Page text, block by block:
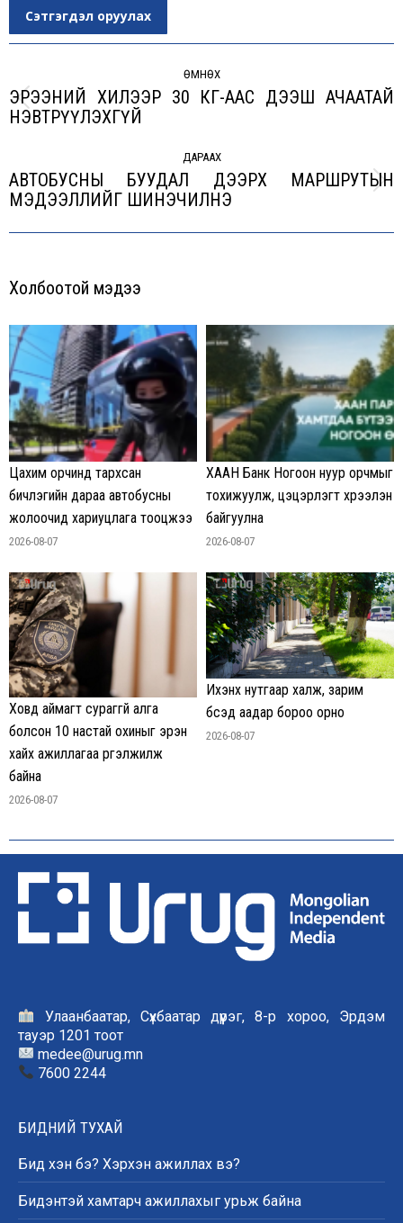
Сэтгэгдэл оруулах
ӨМНӨХ
Previous
ЭРЭЭНИЙ ХИЛЭЭР 30 КГ-ААС ДЭЭШ АЧААТАЙ
НЭВТРҮҮЛЭХГҮЙ
ДАРААХ
Next
АВТОБУСНЫ БУУДАЛ ДЭЭРХ МАРШРУТЫН
МЭДЭЭЛЛИЙГ ШИНЭЧИЛНЭ
Холбоотой мэдээ
Цахим орчинд тархсан
бичлэгийн дараа автобусны
жолоочид хариуцлага тооцжээ
2026-08-07
ХААН Банк Ногоон нуур орчмыг
тохижуулж, цэцэрлэгт хүрээлэн
байгуулна
2026-08-07
Ховд аймагт сураггүй алга
болсон 10 настай охиныг эрэн
хайх ажиллагаа үргэлжилж
байна
2026-08-07
Ихэнх нутгаар халж, зарим
бүсэд аадар бороо орно
2026-08-07
Улаанбаатар, Сүхбаатар дүүрэг, 8-р хороо, Эрдэм
тауэр 1201 тоот
medee@urug.mn
7600 2244
БИДНИЙ ТУХАЙ
Бид хэн бэ? Хэрхэн ажиллах вэ?
Бидэнтэй хамтарч ажиллахыг урьж байна